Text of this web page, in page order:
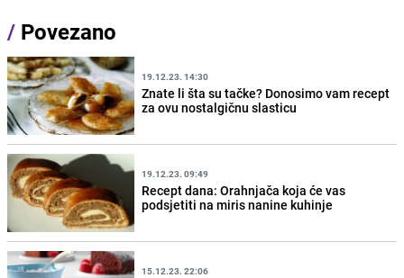
/ Povezano
19.12.23. 14:30
Znate li šta su tačke? Donosimo vam recept
za ovu nostalgičnu slasticu
19.12.23. 09:49
Recept dana: Orahnjača koja će vas
podsjetiti na miris nanine kuhinje
15.12.23. 22:06